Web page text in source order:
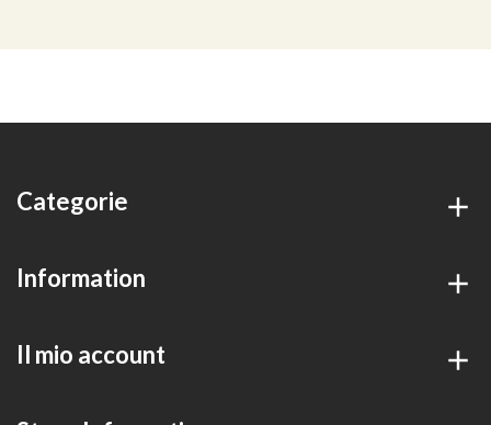
Categorie
Information
Il mio account